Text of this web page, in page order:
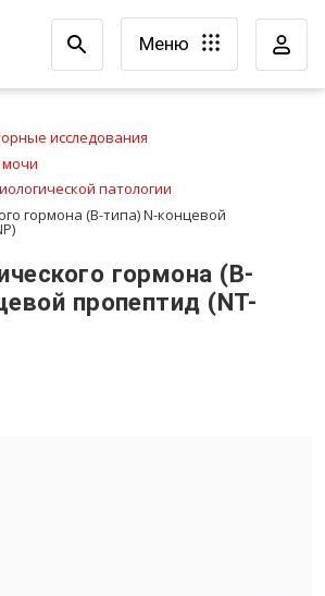
Меню
исследования
патологии
гормона (В-типа) N-концевой
гормона (В-
пропептид (NT-